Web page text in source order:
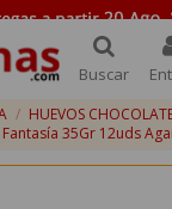
Buscar
HUEVOS
35Gr 12uds